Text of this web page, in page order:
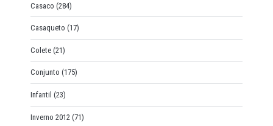
Casaco (284)
Casaqueto (17)
Colete (21)
Conjunto (175)
Infantil (23)
Inverno 2012 (71)